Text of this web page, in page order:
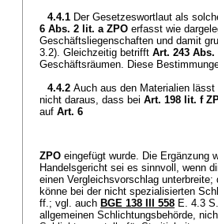
4.4.1 Der Gesetzeswortlaut als
6 Abs. 2 lit. a ZPO erfasst wie
Geschäftsliegenschaften und damit
3.2). Gleichzeitig betrifft Art. 243
Geschäftsräumen. Diese
4.4.2 Auch aus den Materialien
nicht daraus, dass bei Art. 198 lit. f
auf Art. 6
ZPO eingefügt wurde. Die Ergänzung
Handelsgericht sei es sinnvoll, wenn
einen Vergleichsvorschlag
könne bei der nicht spezialisierten
ff.; vgl. auch BGE 138 III 558 E. 4.3
allgemeinen Schlichtungsbehörde,